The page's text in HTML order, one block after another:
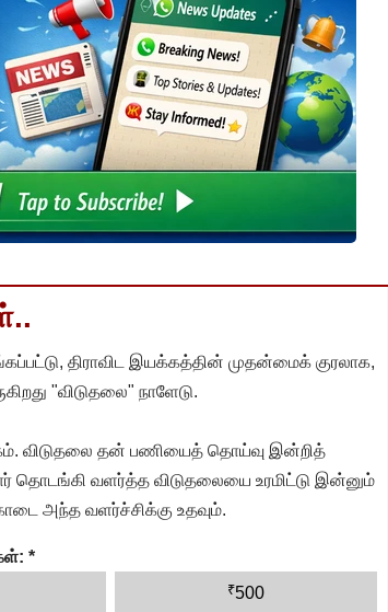
திராவிட இயக்கத்தின் முதன்மைக் குரலாக,
"விடுதலை" நாளேடு.
விடுதலை தன் பணியைத் தொய்வு இன்றித்
தொடங்கி வளர்த்த விடுதலையை உரமிட்டு இன்னும்
அந்த வளர்ச்சிக்கு உதவும்.
*
₹500